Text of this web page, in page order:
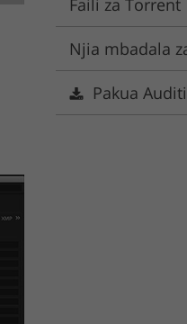
Services
Faili za Torrent
Njia mbadala
Pakua